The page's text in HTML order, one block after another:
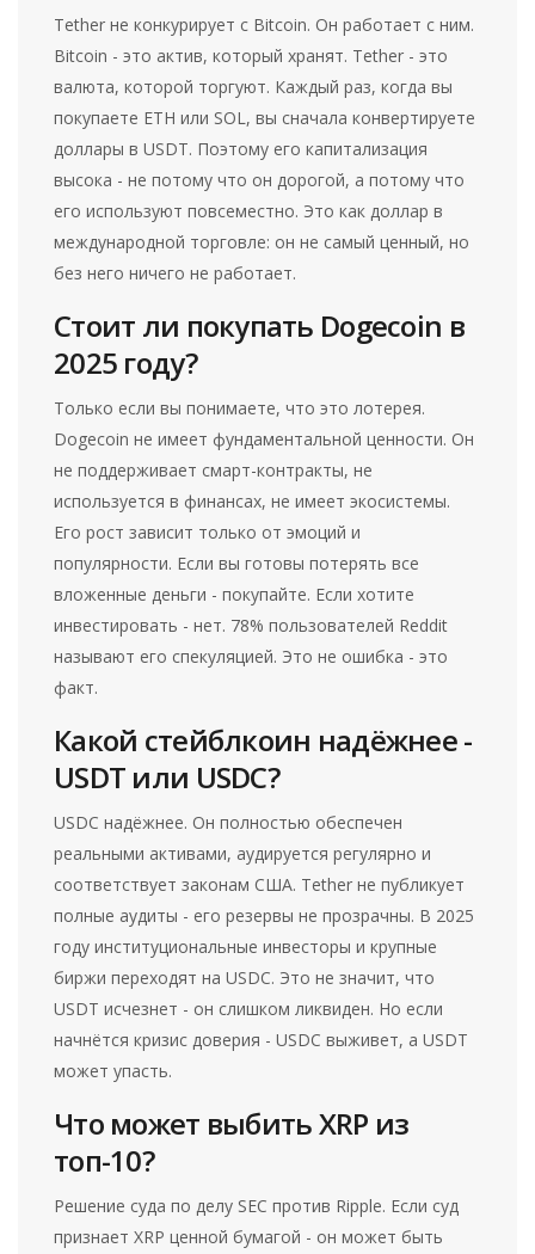
Tether не конкурирует с Bitcoin. Он работает с ним.
Bitcoin - это актив, который хранят. Tether - это
валюта, которой торгуют. Каждый раз, когда вы
покупаете ETH или SOL, вы сначала конвертируете
доллары в USDT. Поэтому его капитализация
высока - не потому что он дорогой, а потому что
его используют повсеместно. Это как доллар в
международной торговле: он не самый ценный, но
без него ничего не работает.
Стоит ли покупать Dogecoin в
2025 году?
Только если вы понимаете, что это лотерея.
Dogecoin не имеет фундаментальной ценности. Он
не поддерживает смарт-контракты, не
используется в финансах, не имеет экосистемы.
Его рост зависит только от эмоций и
популярности. Если вы готовы потерять все
вложенные деньги - покупайте. Если хотите
инвестировать - нет. 78% пользователей Reddit
называют его спекуляцией. Это не ошибка - это
факт.
Какой стейблкоин надёжнее -
USDT или USDC?
USDC надёжнее. Он полностью обеспечен
реальными активами, аудируется регулярно и
соответствует законам США. Tether не публикует
полные аудиты - его резервы не прозрачны. В 2025
году институциональные инвесторы и крупные
биржи переходят на USDC. Это не значит, что
USDT исчезнет - он слишком ликвиден. Но если
начнётся кризис доверия - USDC выживет, а USDT
может упасть.
Что может выбить XRP из
топ-10?
Решение суда по делу SEC против Ripple. Если суд
признает XRP ценной бумагой - он может быть